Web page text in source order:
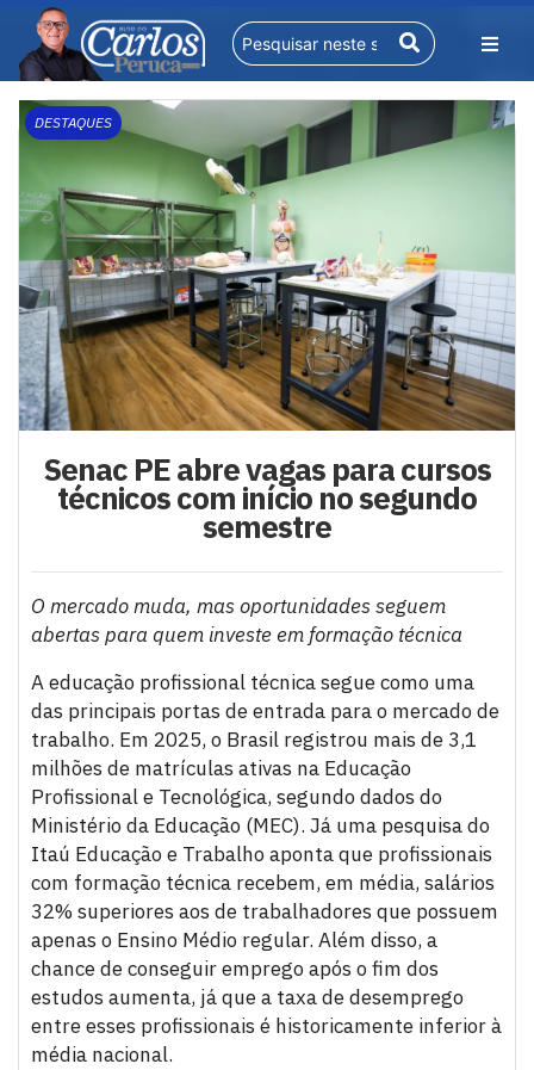
DESTAQUES
Senac PE abre vagas para cursos
técnicos com início no segundo
semestre
O mercado muda, mas oportunidades seguem
abertas para quem investe em formação técnica
A educação profissional técnica segue como uma
das principais portas de entrada para o mercado de
trabalho. Em 2025, o Brasil registrou mais de 3,1
milhões de matrículas ativas na Educação
Profissional e Tecnológica, segundo dados do
Ministério da Educação (MEC). Já uma pesquisa do
Itaú Educação e Trabalho aponta que profissionais
com formação técnica recebem, em média, salários
32% superiores aos de trabalhadores que possuem
apenas o Ensino Médio regular. Além disso, a
chance de conseguir emprego após o fim dos
estudos aumenta, já que a taxa de desemprego
entre esses profissionais é historicamente inferior à
média nacional.